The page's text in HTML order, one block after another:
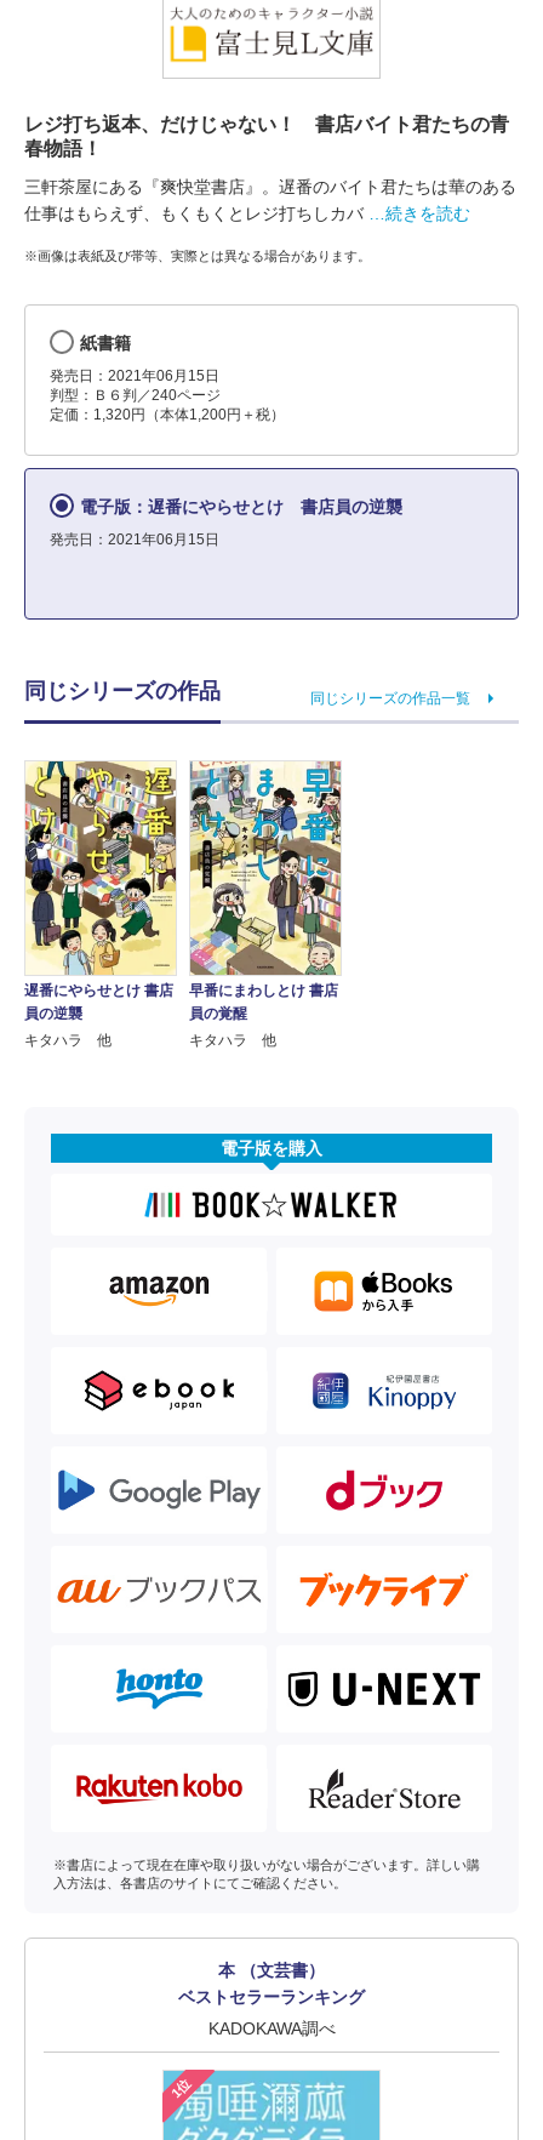
レジ打ち返本、だけじゃない！ 書店バイト君たちの青
春物語！
三軒茶屋にある『爽快堂書店』。遅番のバイト君たちは華のある
仕事はもらえず、もくもくとレジ打ちしカバ
…続きを読む
※画像は表紙及び帯等、実際とは異なる場合があります。
紙書籍
発売日：2021年06月15日
判型：Ｂ６判／240ページ
定価：1,320円（本体1,200円＋税）
電子版：遅番にやらせとけ 書店員の逆襲
発売日：2021年06月15日
同じシリーズの作品 同じシリーズの作品一覧
遅番にやらせとけ 書店
員の逆襲
キタハラ 他
早番にまわしとけ 書店
員の覚醒
キタハラ 他
電子版を購入
※書店によって現在在庫や取り扱いがない場合がございます。詳しい購
入方法は、各書店のサイトにてご確認ください。
本 （文芸書）
ベストセラーランキング
KADOKAWA調べ
1位